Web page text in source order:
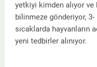
yetkiyi kimden alıyor ve
bilinmeze gönderiyor,
sıcaklarda hayvanların
yeni tedbirler alınıyor.